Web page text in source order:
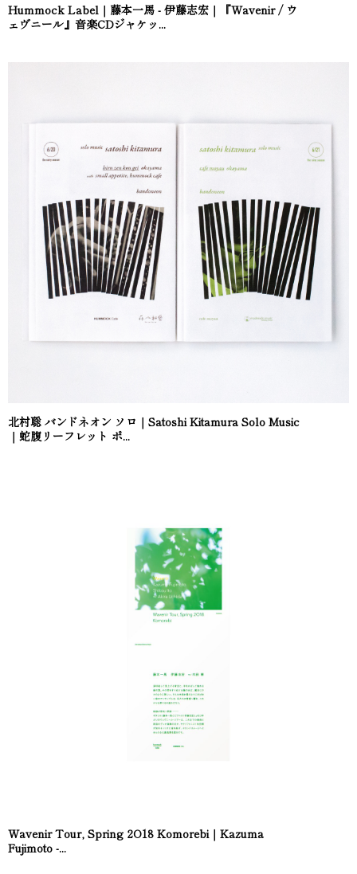
Hummock Label｜藤本一馬 - 伊藤志宏｜『Wavenir / ウ
ェヴニール』音楽CDジャケッ...
北村聡 バンドネオン ソロ｜Satoshi Kitamura Solo Music
｜蛇腹リーフレット ポ...
Wavenir Tour, Spring 2O18 Komorebi｜Kazuma
Fujimoto -...